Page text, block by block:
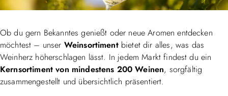
Ob du gern Bekanntes genießt oder neue Aromen entdecken
möchtest – unser Weinsortimentbietet dir alles, was das
Weinherz höherschlagen lässt. In jedem Markt findest du ein
Kernsortiment von mindestens 200 Weinen, sorgfältig
zusammengestellt und übersichtlich präsentiert.